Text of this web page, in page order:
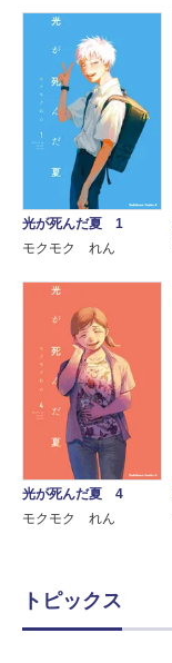
光が死んだ夏 1
モクモク れん
光が死んだ夏 4
モクモク れん
トピックス